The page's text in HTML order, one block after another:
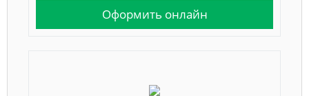
Оформить онлайн